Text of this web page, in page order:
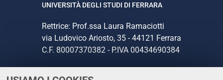
UNIVERSITÀ DEGLI STUDI DI FERRARA
Rettrice: Prof.ssa Laura Ramaciotti
via Ludovico Ariosto, 35 - 44121 Ferrara
C.F. 80007370382 - P.IVA 00434690384